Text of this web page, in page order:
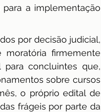
a implementação
por decisão judicial,
firmemente
para concluintes que,
sobre cursos
o próprio edital de
frágeis por parte da